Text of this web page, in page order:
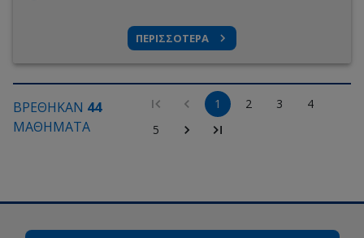
ΠΕΡΙΣΣΟΤΕΡΑ
ΒΡΕΘΗΚΑΝ 44
ΜΑΘΗΜΑΤΑ
1 2 3
4
5